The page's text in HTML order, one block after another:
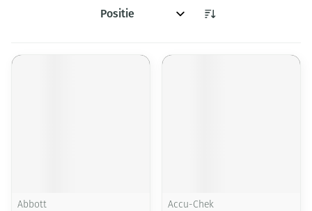
Sorteer op:
Abbott Accu-Chek